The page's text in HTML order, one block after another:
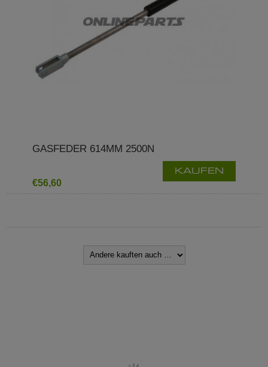
GASFEDER 614MM 2500N
€56,60
KAUFEN